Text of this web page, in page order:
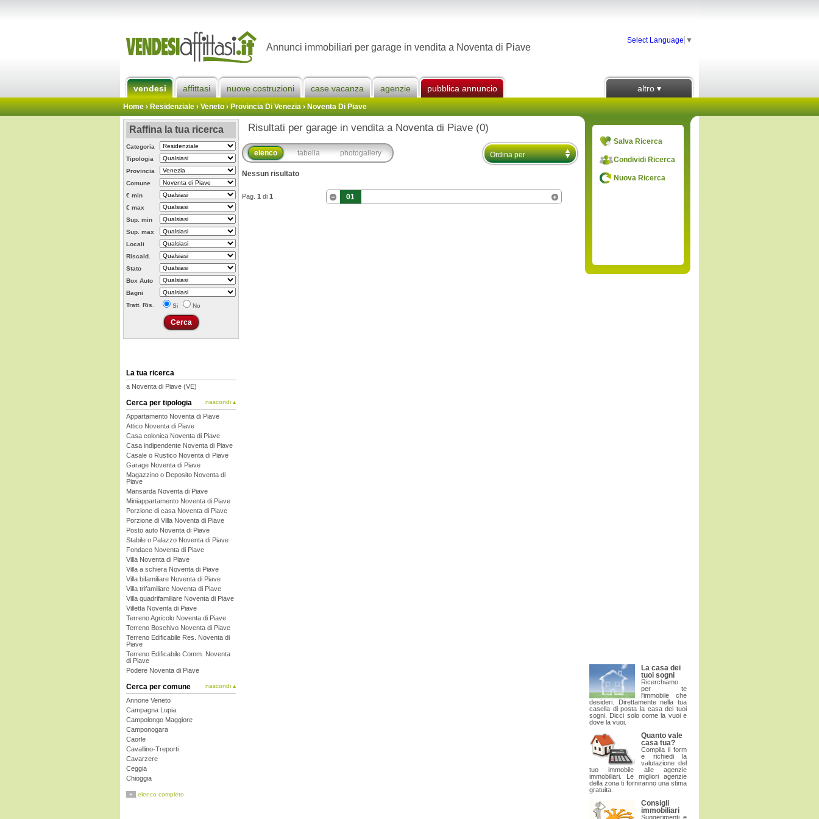
Annunci immobiliari per garage in vendita a Noventa di Piave
vendesi affittasi nuove costruzioni case vacanza agenzie pubblica annuncio altro ▾
Select Language ▼
Home› Residenziale › Veneto ›Provincia Di Venezia›Noventa Di Piave
Raffina la tua ricerca
Categoria
Tipologia
Provincia
Comune
€ min
€ max
Sup. min
Sup. max
Locali
Riscald.
Stato
Box Auto
Bagni
Tratt. Ris.
Si No
La tua ricerca
a Noventa di Piave (VE)
Cerca per tipologia nascondi ▴
Appartamento Noventa di Piave
Attico Noventa di Piave
Casa colonica Noventa di Piave
Casa indipendente Noventa di Piave
Casale o Rustico Noventa di Piave
Garage Noventa di Piave
Magazzino o Deposito Noventa di
Piave
Mansarda Noventa di Piave
Miniappartamento Noventa di Piave
Porzione di casa Noventa di Piave
Porzione di Villa Noventa di Piave
Posto auto Noventa di Piave
Stabile o Palazzo Noventa di Piave
Fondaco Noventa di Piave
Villa Noventa di Piave
Villa a schiera Noventa di Piave
Villa bifamiliare Noventa di Piave
Villa trifamiliare Noventa di Piave
Villa quadrifamiliare Noventa di Piave
Villetta Noventa di Piave
Terreno Agricolo Noventa di Piave
Terreno Boschivo Noventa di Piave
Terreno Edificabile Res. Noventa di
Piave
Terreno Edificabile Comm. Noventa
di Piave
Podere Noventa di Piave
Cerca per comune nascondi ▴
Annone Veneto
Campagna Lupia
Campolongo Maggiore
Camponogara
Caorle
Cavallino-Treporti
Cavarzere
Ceggia
Chioggia
Cona
+ elenco completo
Risultati per garage in vendita a Noventa di Piave (0)
elenco tabella photogallery
Nessun risultato
Pag. 1 di 1 01
Salva Ricerca
Condividi Ricerca
Nuova Ricerca
La casa dei
tuoi sogni
Ricerchiamo
per te
l'immobile che
desideri. Direttamente nella tua
casella di posta la casa dei tuoi
sogni. Dicci solo come la vuoi e
dove la vuoi.
Quanto vale
casa tua?
Compila il form
e richiedi la
valutazione del
tuo immobile alle agenzie
immobiliari. Le migliori agenzie
della zona ti forniranno una stima
gratuita.
Consigli
immobiliari
Suggerimenti e